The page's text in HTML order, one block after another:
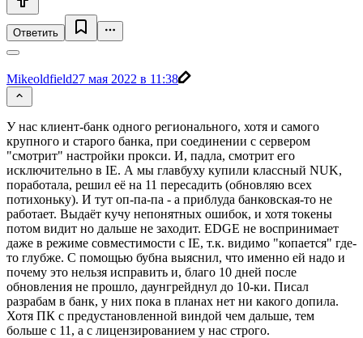
Ответить
Mikeoldfield27 мая 2022 в 11:38
У нас клиент-банк одного регионального, хотя и самого
крупного и старого банка, при соединении с сервером
"смотрит" настройки прокси. И, падла, смотрит его
исключительно в IE. А мы главбуху купили классный NUK,
поработала, решил её на 11 пересадить (обновляю всех
потихоньку). И тут оп-па-па - а приблуда банковская-то не
работает. Выдаёт кучу непонятных ошибок, и хотя токены
потом видит но дальше не заходит. EDGE не воспринимает
даже в режиме совместимости с IE, т.к. видимо "копается" где-
то глубже. С помощью бубна выяснил, что именно ей надо и
почему это нельзя исправить и, благо 10 дней после
обновления не прошло, даунгрейднул до 10-ки. Писал
разрабам в банк, у них пока в планах нет ни какого допила.
Хотя ПК с предустановленной виндой чем дальше, тем
больше с 11, а с лицензированием у нас строго.